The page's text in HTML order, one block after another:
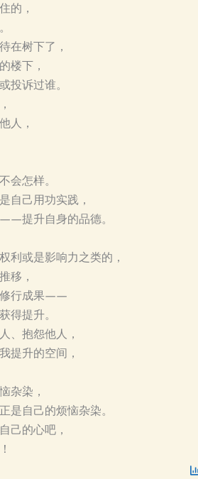
的，
在树下了，
楼下，
投诉过谁。
人，
会怎样。
自己用功实践，
提升自身的品德。
利或是影响力之类的，
移，
修行成果——
得提升。
、抱怨他人，
提升的空间，
杂染，
是自己的烦恼杂染。
己的心吧，